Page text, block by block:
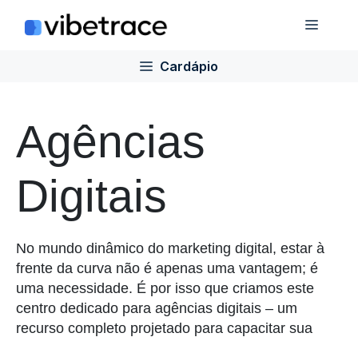
para
Cardápio
Agências
Digitais
No mundo dinâmico do marketing digital, estar à
frente da curva não é apenas uma vantagem; é
uma necessidade. É por isso que criamos este
centro dedicado para agências digitais – um
recurso completo projetado para capacitar sua